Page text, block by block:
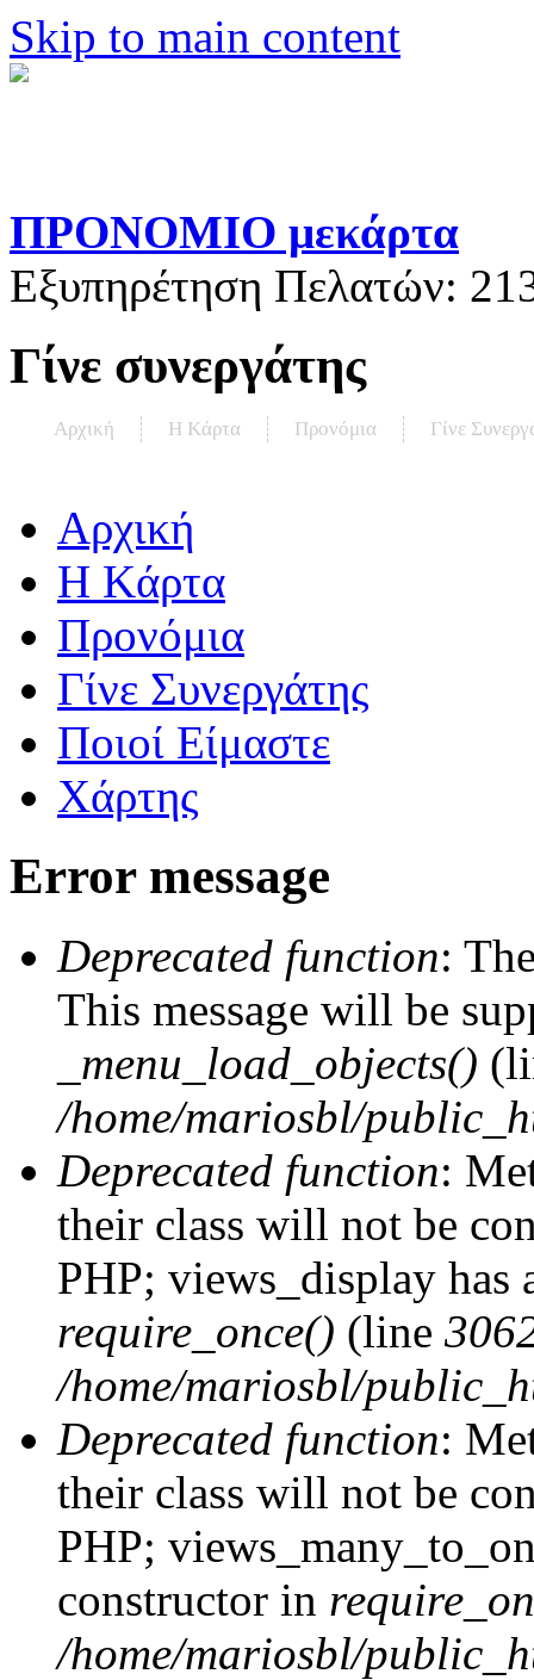
Skip to main content
ΠΡΟΝΟΜΙΟ μεκάρτα
Εξυπηρέτηση Πελατών:
Γίνε συνεργάτης
Αρχική Η Kάρτα Προνόμια Γίνε
Αρχική
Η Kάρτα
Προνόμια
Γίνε Συνεργάτης
Ποιοί Είμαστε
Χάρτης
Error message
Deprecated function:
This message will be
_menu_load_objects()
/home/mariosbl/
Deprecated function:
their class will not be
PHP; views_display has
require_once() (line
/home/mariosbl/
Deprecated function:
their class will not be
PHP;
constructor in
/home/mariosbl/